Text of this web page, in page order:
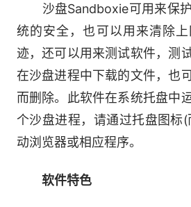
沙盘Sandboxie可用来保护
统的安全，也可以用来清除
迹，还可以用来测试软件，测
在沙盘进程中下载的文件，也
而删除。此软件在系统托盘中
个沙盘进程，请通过托盘图标
动浏览器或相应程序。
软件特色